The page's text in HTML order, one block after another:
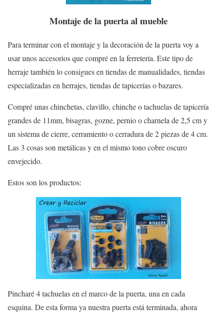
Montaje de la puerta al mueble
Para terminar con el montaje y la decoración de la puerta voy a
usar unos accesorios que compré en la ferretería. Este tipo de
herraje también lo consigues en tiendas de manualidades, tiendas
especializadas en herrajes, tiendas de tapicerías o bazares.
Compré unas chinchetas, clavillo, chinche o tachuelas de tapicería
grandes de 11mm, bisagras, gozne, pernio o charnela de 2,5 cm y
un sistema de cierre, cerramiento o cerradura de 2 piezas de 4 cm.
Las 3 cosas son metálicas y en el mismo tono cobre oscuro
envejecido.
Estos son los productos:
Pincharé 4 tachuelas en el marco de la puerta, una en cada
esquina. De esta forma ya nuestra puerta está terminada, ahora